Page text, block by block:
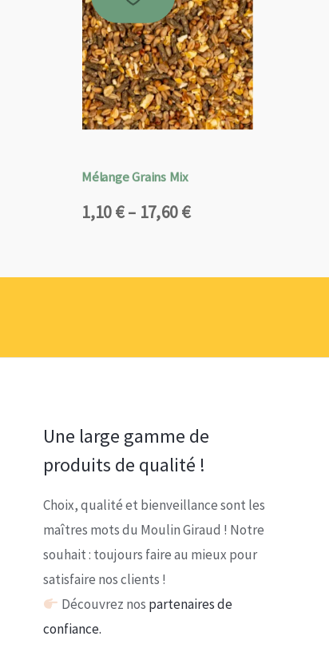
Mélange Grains Mix
1,10€– 17,60€
Plage
1,10 €
Une large gamme de
produits de qualité !
Choix, qualité et bienveillance sont les
maîtres mots du Moulin Giraud ! Notre
souhait : toujours faire au mieux pour
satisfaire nos clients !
Découvrez nos partenaires de
confiance.